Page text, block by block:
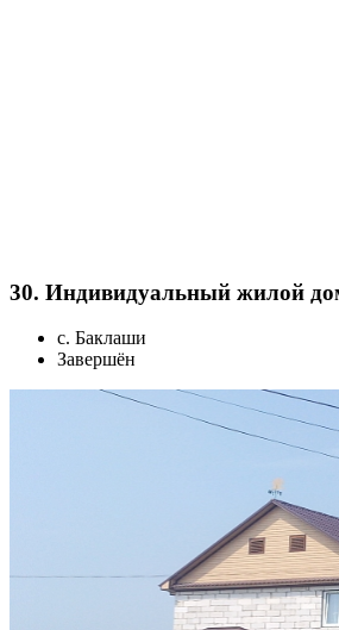
30. Индивидуальный жилой
с. Баклаши
Завершён